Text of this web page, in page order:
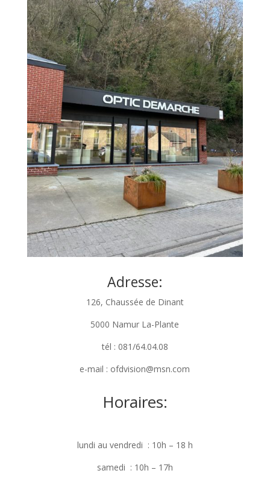
Adresse:
126, Chaussée de Dinant
5000 Namur La-Plante
tél : 081/64.04.08
e-mail : ofdvision@msn.com
Horaires:
lundi au vendredi : 10h – 18 h
samedi : 10h – 17h